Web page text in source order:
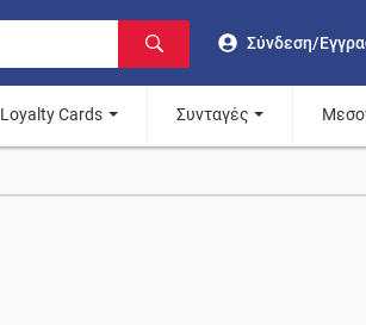
Σύνδεση/
Loyalty Cards Συνταγές